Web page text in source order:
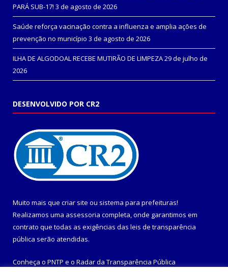
PARÁ SUB-17! 3 de agosto de 2026
Saúde reforça vacinação contra a influenza e amplia ações de
prevenção no município 3 de agosto de 2026
ILHA DE ALGODOAL RECEBE MUTIRÃO DE LIMPEZA29 de julho de
2026
DESENVOLVIDO POR CR2
Muito mais que criar site ou sistema para prefeituras!
Realizamos uma assessoria completa, onde garantimos em
contrato que todas as exigências das leis de transparência
pública serão atendidas.
Conheça o PNTP e o Radar da Transparência Pública